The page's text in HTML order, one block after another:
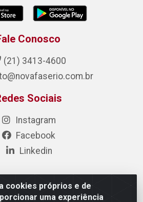
cookies próprios e de
uma experiência
Conosco
(21) 3413-4600
Sociais
Instagram
Facebook
Linkedin
Elétricos e Hidráulicos - Estr. de